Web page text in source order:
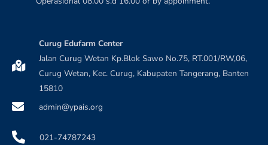
Curug Edufarm Center
Jalan Curug Wetan Kp.Blok Sawo No.75, RT.001/RW,06,
Curug Wetan, Kec. Curug, Kabupaten Tangerang, Banten
15810
admin@ypais.org
021-74787243